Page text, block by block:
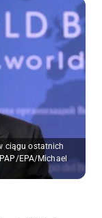
ciągu ostatnich
EPA/Michael